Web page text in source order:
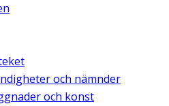
och nämnder
och konst